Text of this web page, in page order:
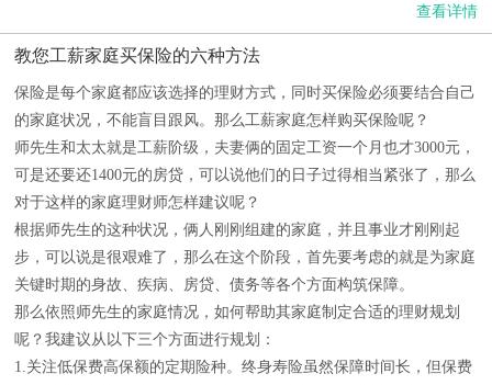
查看详情
教您工薪家庭买保险的六种方法
保险是每个家庭都应该选择的理财方式，同时买保险必须要结合自己
的家庭状况，不能盲目跟风。那么工薪家庭怎样购买保险呢？
师先生和太太就是工薪阶级，夫妻俩的固定工资一个月也才3000元，
可是还要还1400元的房贷，可以说他们的日子过得相当紧张了，那么
对于这样的家庭理财师怎样建议呢？
根据师先生的这种状况，俩人刚刚组建的家庭，并且事业才刚刚起
步，可以说是很艰难了，那么在这个阶段，首先要考虑的就是为家庭
关键时期的身故、疾病、房贷、债务等各个方面构筑保障。
那么依照师先生的家庭情况，如何帮助其家庭制定合适的理财规划
呢？我建议从以下三个方面进行规划：
1.关注低保费高保额的定期险种。终身寿险虽然保障时间长，但保费